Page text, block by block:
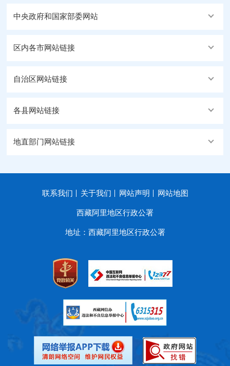
中央政府和国家部委网站
区内各市网站链接
自治区网站链接
各县网站链接
地直部门网站链接
联系我们 关于我们 网站声明 网站地图
西藏阿里地区行政公署
地址：西藏阿里地区行政公署